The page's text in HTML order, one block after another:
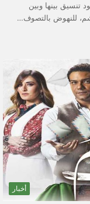
تنسيق بينها وبين
للنهوض بالتصوف…
أخبار